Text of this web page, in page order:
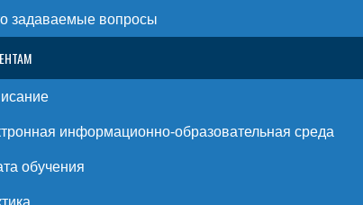
задаваемые вопросы
информационно-образовательная среда
обучения